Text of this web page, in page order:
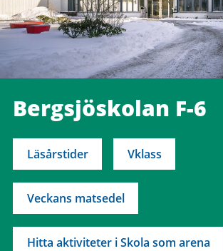
Bergsjöskolan F-6
Läsårstider Vklass
Veckans matsedel
Hitta aktiviteter i Skola som arena